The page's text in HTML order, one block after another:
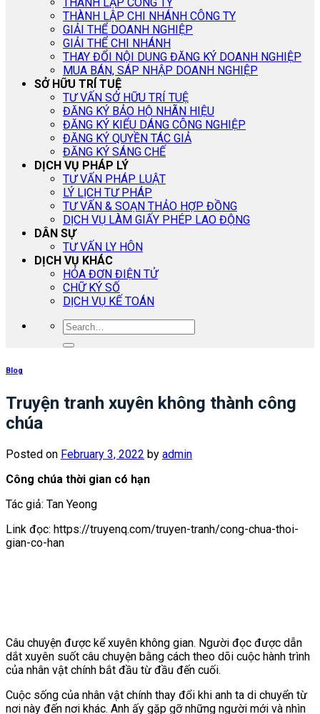
THÀNH LẬP CHI NHÁNH CÔNG TY
GIẢI THỂ DOANH NGHIỆP
GIẢI THỂ CHI NHÁNH
THAY ĐỔI NỘI DUNG ĐĂNG KÝ DOANH NGHIỆP
MUA BÁN, SÁP NHẬP DOANH NGHIỆP
SỞ HỮU TRÍ TUỆ
TƯ VẤN SỞ HỮU TRÍ TUỆ
ĐĂNG KÝ BẢO HỘ NHÃN HIỆU
ĐĂNG KÝ KIỂU DÁNG CÔNG NGHIỆP
ĐĂNG KÝ QUYỀN TÁC GIẢ
ĐĂNG KÝ SÁNG CHẾ
DỊCH VỤ PHÁP LÝ
TƯ VẤN PHÁP LUẬT
LÝ LỊCH TƯ PHÁP
TƯ VẤN & SOẠN THẢO HỢP ĐỒNG
DỊCH VỤ LÀM GIẤY PHÉP LAO ĐỘNG
DÂN SỰ
TƯ VẤN LY HÔN
DỊCH VỤ KHÁC
HÓA ĐƠN ĐIỆN TỬ
CHỮ KÝ SỐ
DỊCH VỤ KẾ TOÁN
Blog
Truyện tranh xuyên không thành công
chúa
Posted on February 3, 2022 by admin
Công chúa thời gian có hạn
Tác giả: Tan Yeong
Link đọc: https://truyenq.com/truyen-tranh/cong-chua-thoi-
gian-co-han
Câu chuyện được kể xuyên không gian. Người đọc được dẫn
dắt xuyên suốt câu chuyện bằng cách theo dõi cuộc hành trình
của nhân vật chính bắt đầu từ đầu đến cuối.
Cuộc sống của nhân vật chính thay đổi khi anh ta di chuyển từ
nơi này đến nơi khác. Anh ấy gặp gỡ những người mới và nhìn